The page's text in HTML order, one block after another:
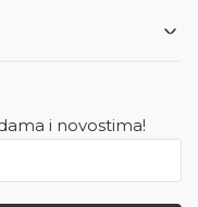
i novostima!